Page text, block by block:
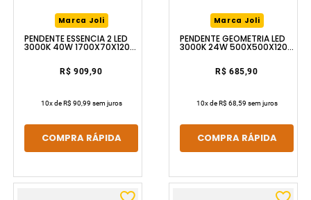
Marca Joli
PENDENTE ESSENCIA 2 LED
3000K 40W 1700X70X1200
R$ 909,90
10x deR$ 90,99 sem juros
COMPRA RÁPIDA
Marca Joli
PENDENTE GEOMETRIA LED
3000K 24W 500X500X1200
R$ 685,90
10x deR$ 68,59 sem juros
COMPRA RÁPIDA